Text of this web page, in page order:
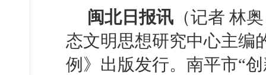
闽北日报讯 （记者 林
态文明思想研究中心主编
例》出版发行。南平市“